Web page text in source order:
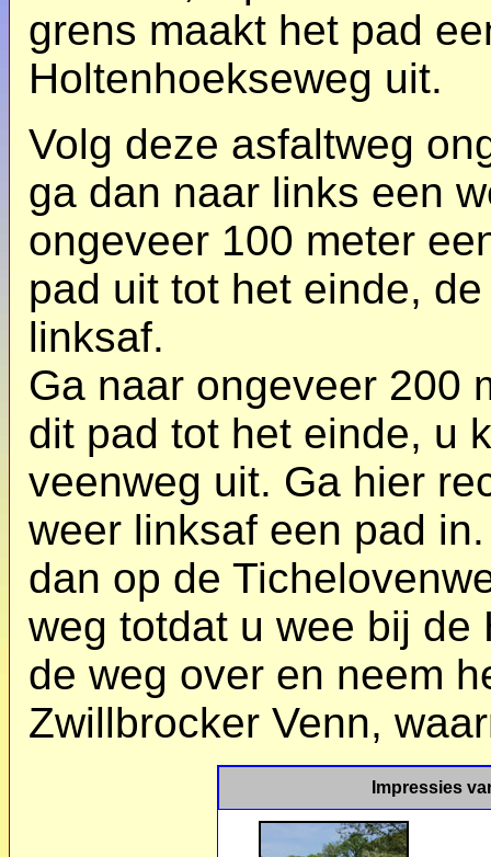
grens maakt het pad
Holtenhoekseweg uit.
Volg deze asfaltweg
ga dan naar links een
ongeveer 100 meter
pad uit tot het einde,
linksaf.
Ga naar ongeveer 200
dit pad tot het einde, u
veenweg uit. Ga hier
weer linksaf een pad
dan op de
weg totdat u wee bij de
de weg over en neem
Zwillbrocker Venn,
Impressies